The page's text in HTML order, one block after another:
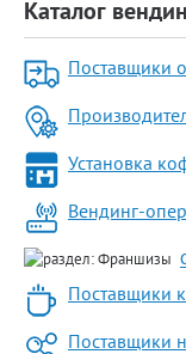
Каталог
Поставщики
Установка
Вендинг-
Поставщики
Поставщики